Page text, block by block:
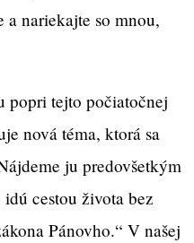
a nariekajte so mnou,
popri tejto počiatočnej
nová téma, ktorá sa
ju predovšetkým
cestou života bez
Pánovho.“ V našej